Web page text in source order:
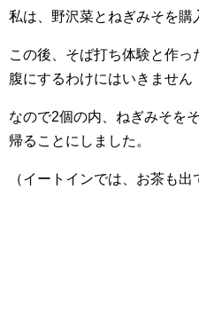
私は、野沢菜とねぎみそを購
この後、そば打ち体験と作
腹にするわけにはいきません
なので2個の内、ねぎみそを
帰ることにしました。
（イートインでは、お茶も出